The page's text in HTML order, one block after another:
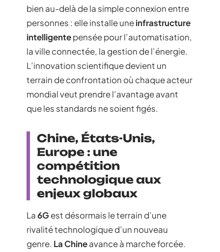
bien au-delà de la simple connexion entre
personnes : elle installe uneinfrastructure
intelligentepensée pour l’automatisation,
la ville connectée, la gestion de l’énergie.
L’innovation scientifique devient un
terrain de confrontation où chaque acteur
mondial veut prendre l’avantage avant
que les standards ne soient figés.
Chine, États-Unis,
Europe : une
compétition
technologique aux
enjeux globaux
La6Gest désormais le terrain d’une
rivalité technologique d’un nouveau
genre. La Chineavance à marche forcée.